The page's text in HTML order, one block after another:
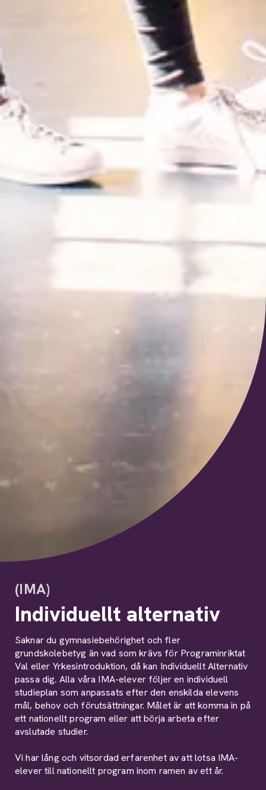
(IMA)
Individuellt alternativ
Saknar du gymnasiebehörighet och fler
grundskolebetyg än vad som krävs för Programinriktat
Val eller Yrkesintroduktion, då kan Individuellt Alternativ
passa dig. Alla våra IMA-elever följer en individuell
studieplan som anpassats efter den enskilda elevens
mål, behov och förutsättningar. Målet är att komma in på
ett nationellt program eller att börja arbeta efter
avslutade studier.
Vi har lång och vitsordad erfarenhet av att lotsa IMA-
elever till nationellt program inom ramen av ett år.